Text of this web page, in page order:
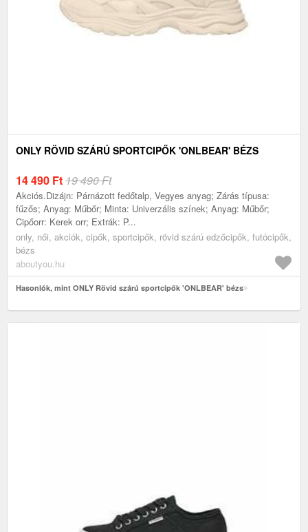
ONLY RÖVID SZÁRÚ SPORTCIPŐK 'ONLBEAR' BÉZS
14 490 Ft19 490 Ft
Akciós.Dizájn: Párnázott fedőtalp, Vegyes anyag; Zárás típusa:
fűzős; Anyag: Műbőr; Minta: Univerzális színek; Anyag: Műbőr;
Cipőorr: Kerek orr; Extrák: P...
only, női, akciók, cipők, sportcipők, rövid szárú edzőcipők, futócipők,
bézs
aboutyou.hu
Hasonlók, mint ONLY Rövid szárú sportcipők 'ONLBEAR' bézs